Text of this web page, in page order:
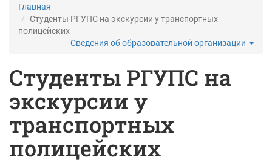
Главная
Студенты РГУПС на экскурсии у транспортных
полицейских
Сведения об образовательной организации
Студенты РГУПС на
экскурсии у
транспортных
полицейских